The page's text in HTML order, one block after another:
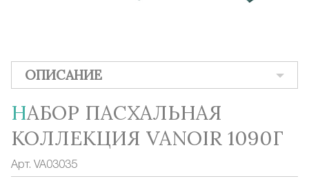
ОПИСАНИЕ
НАБОР ПАСХАЛЬНАЯ
КОЛЛЕКЦИЯ VANOIR 1090Г
Арт. VA03035